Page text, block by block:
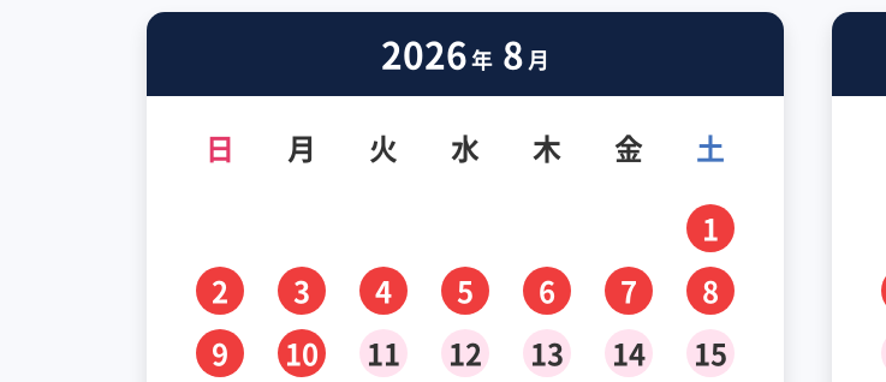
2026年 8月
日 月 火 水 木 金
土
1
2
3 4 5 6 7
8
9
10 11 12 13 14
15